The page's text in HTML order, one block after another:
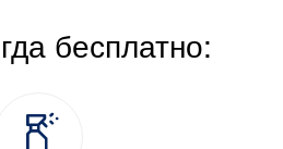
бесплатно: